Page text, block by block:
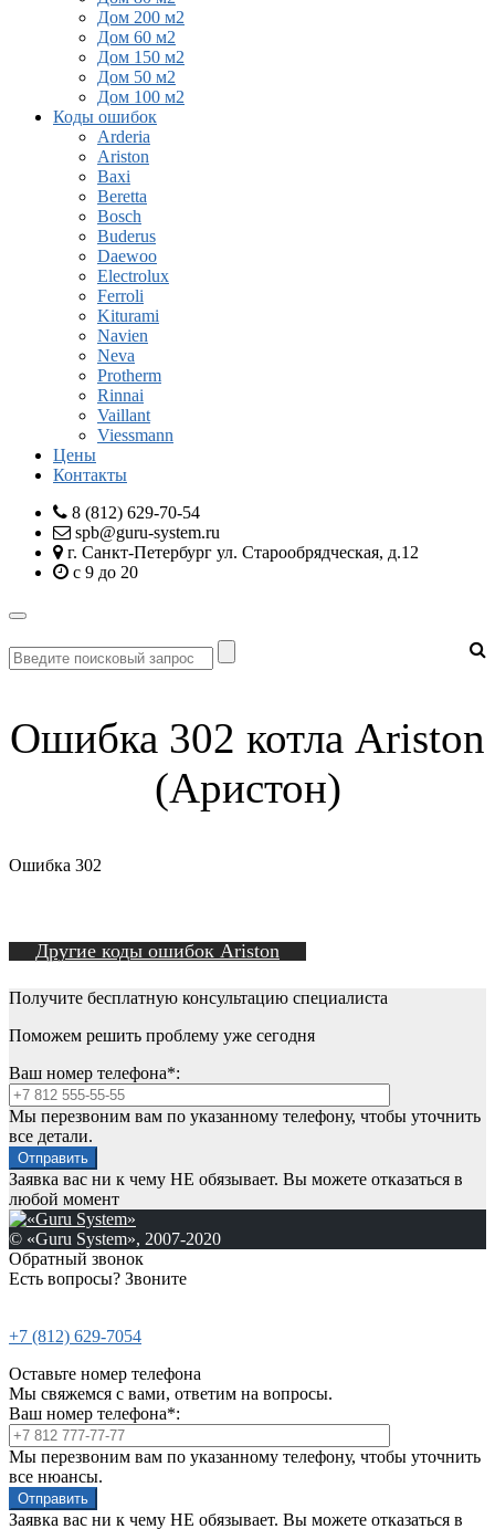
Дом 200 м2
Дом 60 м2
Дом 150 м2
Дом 50 м2
Дом 100 м2
Коды ошибок
Arderia
Ariston
Baxi
Beretta
Bosch
Buderus
Daewoo
Electrolux
Ferroli
Kiturami
Navien
Neva
Protherm
Rinnai
Vaillant
Viessmann
Цены
Контакты
8 (812) 629-70-54
spb@guru-system.ru
г. Санкт-Петербург ул. Старообрядческая, д.12
с 9 до 20
Ошибка 302 котла Ariston
(Аристон)
Ошибка 302
Другие коды ошибок Ariston
Получите бесплатную консультацию специалиста
Поможем решить проблему уже сегодня
Ваш номер телефона*:
Мы перезвоним вам по указанному телефону, чтобы уточнить
все детали.
Заявка вас ни к чему НЕ обязывает. Вы можете отказаться в
любой момент
© «Guru System», 2007-2020
Обратный звонок
Есть вопросы? Звоните
+7 (812) 629-7054
Оставьте номер телефона
Мы свяжемся с вами, ответим на вопросы.
Ваш номер телефона*:
Мы перезвоним вам по указанному телефону, чтобы уточнить
все нюансы.
Заявка вас ни к чему НЕ обязывает. Вы можете отказаться в